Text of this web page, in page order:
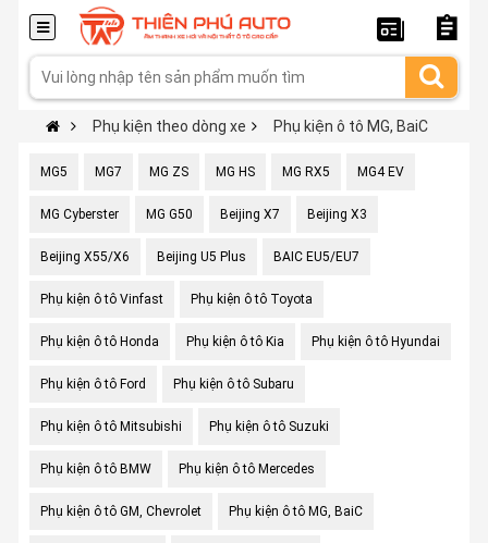
Phụ kiện theo dòng xe Phụ kiện ô tô MG, BaiC
MG5 MG7 MG ZS MG HS MG RX5 MG4 EV
MG Cyberster MG G50 Beijing X7 Beijing X3
Beijing X55/X6 Beijing U5 Plus BAIC EU5/EU7
Phụ kiện ô tô Vinfast Phụ kiện ô tô Toyota
Phụ kiện ô tô Honda Phụ kiện ô tô Kia Phụ kiện ô tô Hyundai
Phụ kiện ô tô Ford Phụ kiện ô tô Subaru
Phụ kiện ô tô Mitsubishi Phụ kiện ô tô Suzuki
Phụ kiện ô tô BMW Phụ kiện ô tô Mercedes
Phụ kiện ô tô GM, Chevrolet Phụ kiện ô tô MG, BaiC